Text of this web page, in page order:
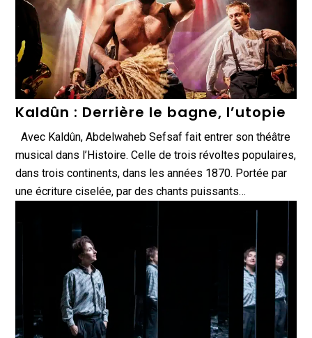
Kaldûn : Derrière le bagne, l’utopie
Avec Kaldûn, Abdelwaheb Sefsaf fait entrer son théâtre
musical dans l’Histoire. Celle de trois révoltes populaires,
dans trois continents, dans les années 1870. Portée par
une écriture ciselée, par des chants puissants…